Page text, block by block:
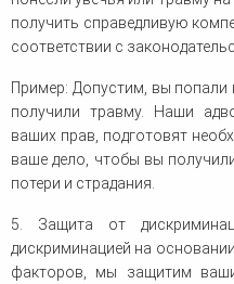
получить справедливую
соответствии с
Пример: Допустим, вы попали
получили травму. Наши
ваших прав, подготовят
ваше дело, чтобы вы
потери и страдания.
5. Защита от
дискриминацией на
факторов, мы защитим